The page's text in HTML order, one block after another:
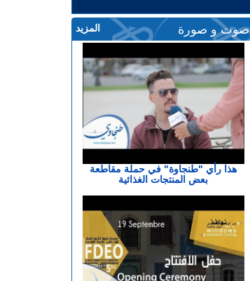
المزيد صوت و صورة
هذا رأي "طنجاوة" في حملة مقاطعة
بعض المنتجات الغذائية